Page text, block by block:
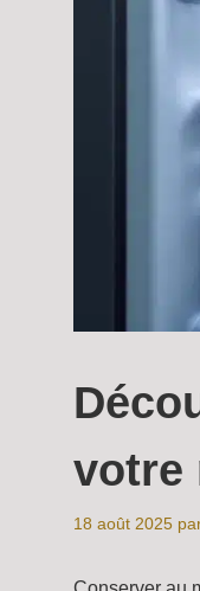
votre
18 août 2025